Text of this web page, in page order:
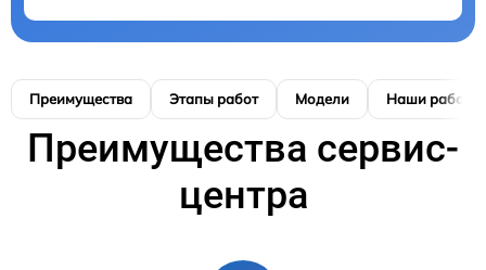
Преимущества Этапы работ Модели Наши работы
Преимущества сервис-
центра